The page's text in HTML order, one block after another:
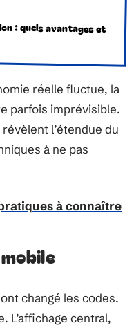
: quels avantages et
réelle fluctue, la
parfois imprévisible.
l’étendue du
à ne pas
à connaître
changé les codes.
L’affichage central,